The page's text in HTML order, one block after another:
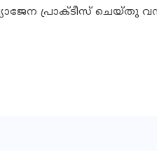
പ്രാക്ടീസ് ചെയ്തു